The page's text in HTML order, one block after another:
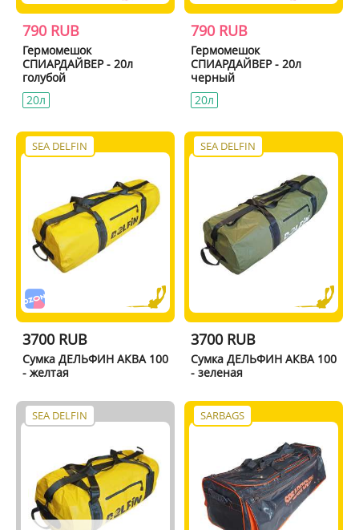
790 RUB
Гермомешок
СПИАРДАЙВЕР - 20л
голубой
20л
790 RUB
Гермомешок
СПИАРДАЙВЕР - 20л
черный
20л
SEA DELFIN
3700 RUB
Сумка ДЕЛЬФИН АКВА 100
- желтая
SEA DELFIN
3700 RUB
Сумка ДЕЛЬФИН АКВА 100
- зеленая
SEA DELFIN SARBAGS